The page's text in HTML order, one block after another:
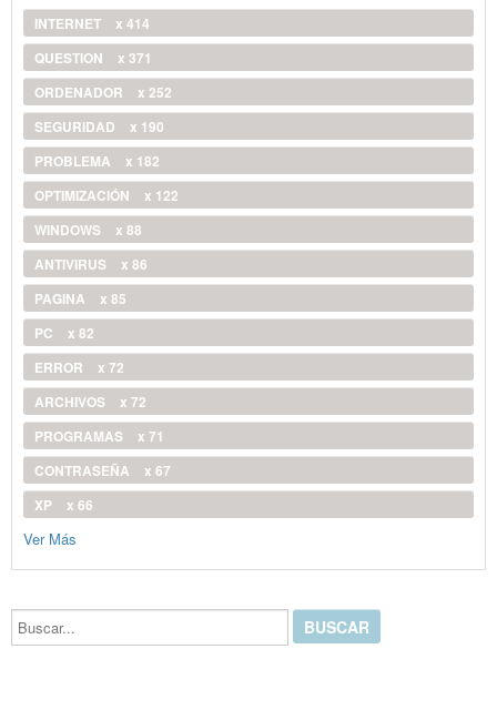
INTERNET
x 414
QUESTION
x 371
ORDENADOR
x 252
SEGURIDAD
x 190
PROBLEMA
x 182
OPTIMIZACIÓN
x 122
WINDOWS
x 88
ANTIVIRUS
x 86
PAGINA
x 85
PC
x 82
ERROR
x 72
ARCHIVOS
x 72
PROGRAMAS
x 71
CONTRASEÑA
x 67
XP
x 66
Ver Más
Buscar...